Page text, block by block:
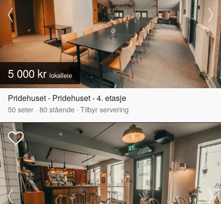
5 000 kr lokalleie
Pridehuset - Pridehuset - 4. etasje
50seter · 80stående · Tilbyr servering